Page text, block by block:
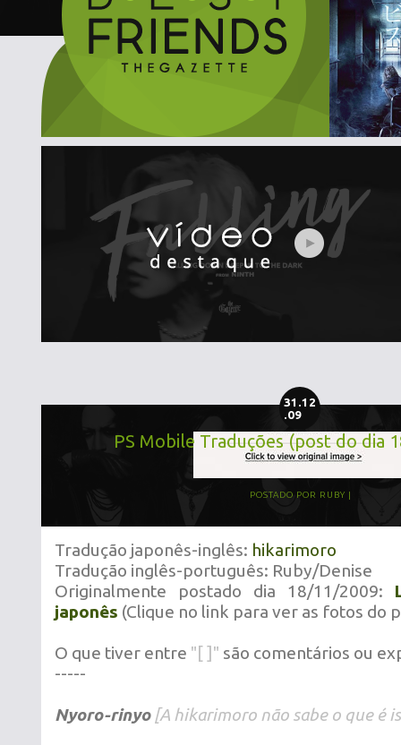
31.12
.09
PS Mobile Traduções (post do dia
POSTADO POR RUBY
Tradução japonês-inglês: hikarimoro
Tradução inglês-português: Ruby/Denise
Originalmente postado dia 18/11/2009:
japonês (Clique no link para ver as fotos do
O que tiver entre "[ ]" são comentários ou
-----
Nyoro-rinyo [A hikarimoro não sabe o que é